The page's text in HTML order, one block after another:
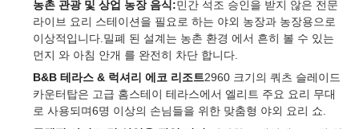
농촌 관광 및 상업 농장 음식:민간 석조 승인을 받지 않은 전문
라이브 요리 스테이션을 필요로 하는 야외 농장과 농장용으로
이상적입니다.밀폐 된 설계는 농촌 환경 에서 흔히 볼 수 있는
먼지 와 아침 안개 를 완전히 차단 합니다.
B&B 테라스 & 럭셔리 에코 리조트2960 크기의 쿼츠 슬레이드
카운터탑은 고급 홈스테이 테라스에서 엘리트 주요 요리 무대
로 사용되며6명 이상의 손님들을 위한 맞춤형 야외 요리 쇼.